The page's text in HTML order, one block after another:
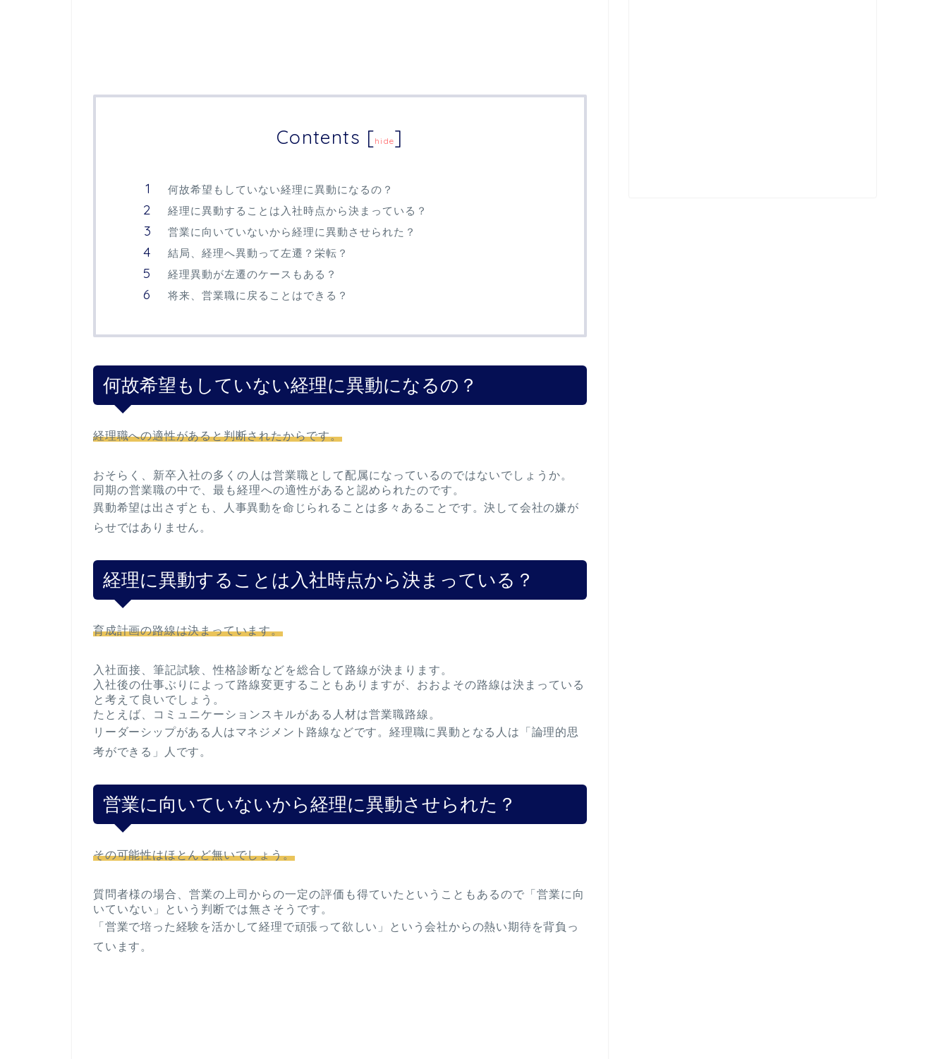
Contents [hide]
何故希望もしていない経理に異動になるの？
経理に異動することは入社時点から決まっている？
営業に向いていないから経理に異動させられた？
結局、経理へ異動って左遷？栄転？
経理異動が左遷のケースもある？
将来、営業職に戻ることはできる？
何故希望もしていない経理に異動になるの？
経理職への適性があると判断されたからです。
おそらく、新卒入社の多くの人は営業職として配属になっているのではないでしょうか。
同期の営業職の中で、最も経理への適性があると認められたのです。
異動希望は出さずとも、人事異動を命じられることは多々あることです。決して会社の嫌が
らせではありません。
経理に異動することは入社時点から決まっている？
育成計画の路線は決まっています。
入社面接、筆記試験、性格診断などを総合して路線が決まります。
入社後の仕事ぶりによって路線変更することもありますが、おおよその路線は決まっている
と考えて良いでしょう。
たとえば、コミュニケーションスキルがある人材は営業職路線。
リーダーシップがある人はマネジメント路線などです。経理職に異動となる人は「論理的思
考ができる」人です。
営業に向いていないから経理に異動させられた？
その可能性はほとんど無いでしょう。
質問者様の場合、営業の上司からの一定の評価も得ていたということもあるので「営業に向
いていない」という判断では無さそうです。
「営業で培った経験を活かして経理で頑張って欲しい」という会社からの熱い期待を背負っ
ています。